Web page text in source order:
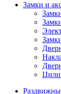
Замки и